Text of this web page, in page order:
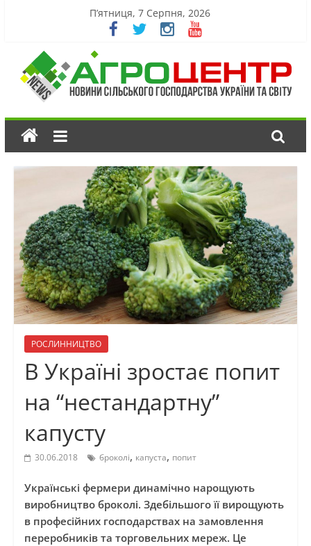
П’ятниця, 7 Серпня, 2026
РОСЛИННИЦТВО
В Україні зростає попит
на “нестандартну”
капусту
30.06.2018 броколі, капуста, попит
Українські фермери динамічно нарощують
виробництво броколі. Здебільшого її вирощують
в професійних господарствах на замовлення
переробників та торговельних мереж. Це